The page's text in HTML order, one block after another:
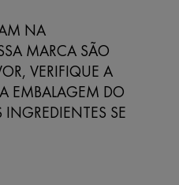
NA
MARCA SÃO
VERIFIQUE A
EMBALAGEM DO
SE